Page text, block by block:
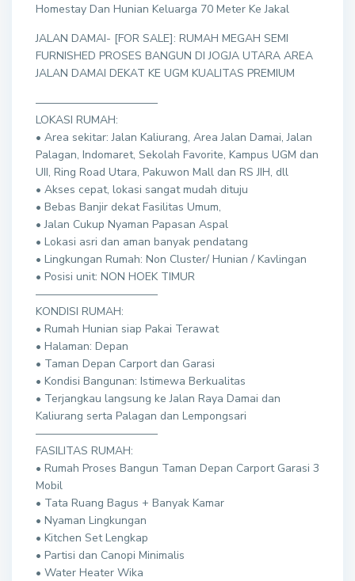
Homestay Dan Hunian Keluarga 70 Meter Ke Jakal
JALAN DAMAI- [FOR SALE]: RUMAH MEGAH SEMI
FURNISHED PROSES BANGUN DI JOGJA UTARA AREA
JALAN DAMAI DEKAT KE UGM KUALITAS PREMIUM
———————————
LOKASI RUMAH:
• Area sekitar: Jalan Kaliurang, Area Jalan Damai, Jalan
Palagan, Indomaret, Sekolah Favorite, Kampus UGM dan
UII, Ring Road Utara, Pakuwon Mall dan RS JIH, dll
• Akses cepat, lokasi sangat mudah dituju
• Bebas Banjir dekat Fasilitas Umum,
• Jalan Cukup Nyaman Papasan Aspal
• Lokasi asri dan aman banyak pendatang
• Lingkungan Rumah: Non Cluster/ Hunian / Kavlingan
• Posisi unit: NON HOEK TIMUR
———————————
KONDISI RUMAH:
• Rumah Hunian siap Pakai Terawat
• Halaman: Depan
• Taman Depan Carport dan Garasi
• Kondisi Bangunan: Istimewa Berkualitas
• Terjangkau langsung ke Jalan Raya Damai dan
Kaliurang serta Palagan dan Lempongsari
———————————
FASILITAS RUMAH:
• Rumah Proses Bangun Taman Depan Carport Garasi 3
Mobil
• Tata Ruang Bagus + Banyak Kamar
• Nyaman Lingkungan
• Kitchen Set Lengkap
• Partisi dan Canopi Minimalis
• Water Heater Wika